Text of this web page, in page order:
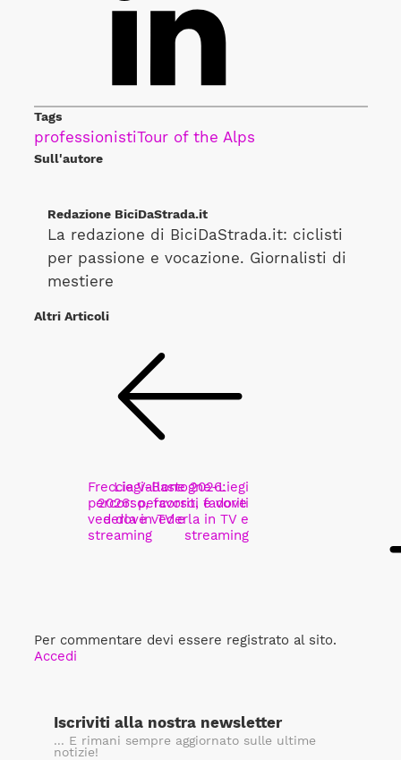
Tags
professionistiTour of the Alps
Sull'autore
Redazione BiciDaStrada.it
La redazione di BiciDaStrada.it: ciclisti
per passione e vocazione. Giornalisti di
mestiere
Altri Articoli
Freccia Vallone 2026:
percorso, favoriti e dove
vederla in TV e
streaming
Liegi-Bastogne-Liegi
2026: percorso, favoriti
e dove vederla in TV e
streaming
Per commentare devi essere registrato al sito.
Accedi
Iscriviti alla nostra newsletter
... E rimani sempre aggiornato sulle ultime
notizie!